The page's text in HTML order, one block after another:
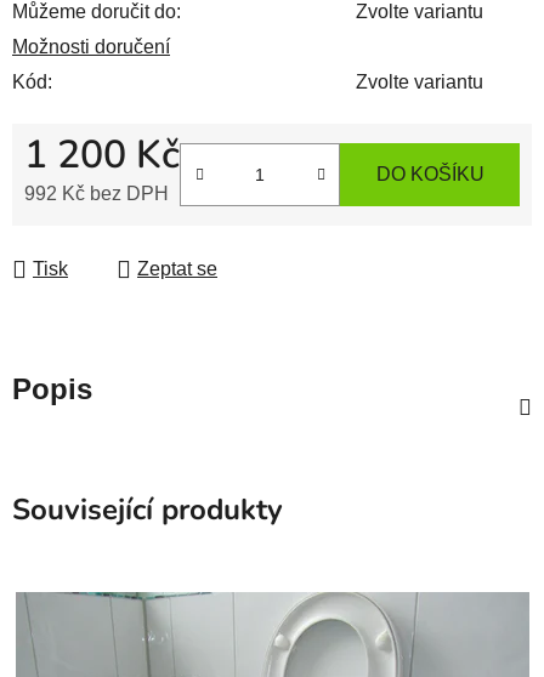
Můžeme doručit do:
Zvolte variantu
Možnosti doručení
Kód:
Zvolte variantu
1 200 Kč
992 Kč bez DPH
DO KOŠÍKU
Tisk Zeptat se
Popis
Související produkty